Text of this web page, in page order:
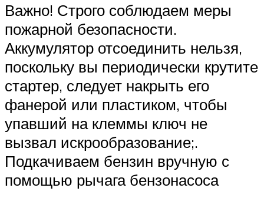
Важно! Строго соблюдаем меры
пожарной безопасности.
Аккумулятор отсоединить нельзя,
поскольку вы периодически крутите
стартер, следует накрыть его
фанерой или пластиком, чтобы
упавший на клеммы ключ не
вызвал искрообразование;.
Подкачиваем бензин вручную с
помощью рычага бензонасоса